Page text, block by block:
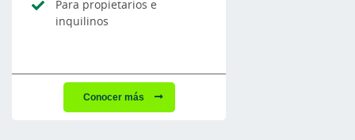
Para propietarios e
inquilinos
Conocer más